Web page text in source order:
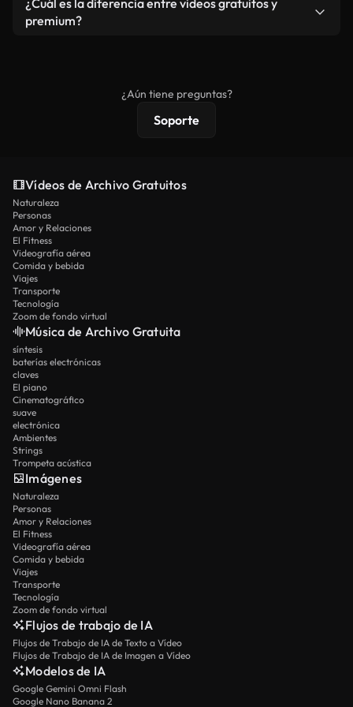
vídeos. Solo asegúrese de que el producto final no
¿Cuál es la diferencia entre videos gratuitos y
premium?
protecciones de licencia extendidas.
¿Aún tiene preguntas?
Soporte
Vídeos de Archivo Gratuitos
Naturaleza
Personas
Amor y Relaciones
El Fitness
Videografía aérea
Comida y bebida
Viajes
Transporte
Tecnología
Zoom de fondo virtual
Música de Archivo Gratuita
síntesis
baterías electrónicas
claves
El piano
Cinematográfico
suave
electrónica
Ambientes
Strings
Trompeta acústica
Imágenes
Naturaleza
Personas
Amor y Relaciones
El Fitness
Videografía aérea
Comida y bebida
Viajes
Transporte
Tecnología
Zoom de fondo virtual
Flujos de trabajo de IA
Flujos de Trabajo de IA de Texto a Vídeo
Flujos de Trabajo de IA de Imagen a Vídeo
Modelos de IA
Google Gemini Omni Flash
Google Nano Banana 2